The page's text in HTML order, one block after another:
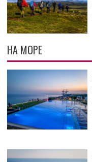
НА МОРЕ